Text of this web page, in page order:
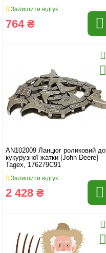
Залишити відгук
764 ₴
AN102009 Ланцюг роликовий до
кукурузної жатки [John Deere]
Tagex, 176279C91
Залишити відгук
2 428 ₴